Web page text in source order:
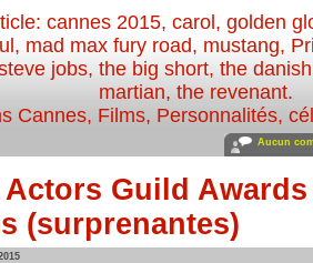
cannes 2015,carol ,golden
, mad max fury road, mustang,
jobs, the big short, the
martian,the revenant.
Cannes, Films, Personnalités,
Aucun
Actors Guild
(surprenantes)